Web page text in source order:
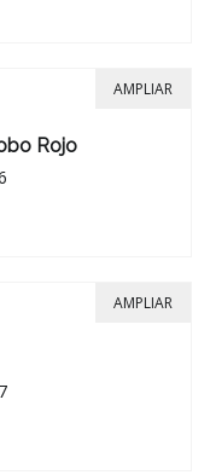
Rojo
AMPLIAR
AMPLIAR